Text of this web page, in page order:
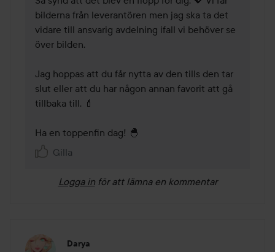
bilderna från leverantören men jag ska ta det
vidare till ansvarig avdelning ifall vi behöver se
över bilden.
Jag hoppas att du får nytta av den tills den tar
slut eller att du har någon annan favorit att gå
tillbaka till. 💄
Ha en toppenfin dag! 🐣
Gilla
Logga in för att lämna en kommentar
Darya